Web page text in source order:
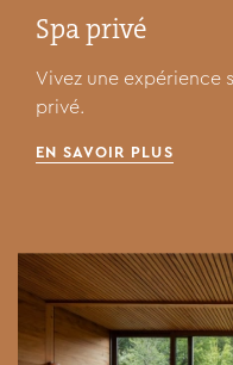
Spa privé
Vivez une expérience
privé.
EN SAVOIR PLUS